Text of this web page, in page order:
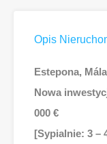
Opis
Estepona,
Nowa
000 €
[Sypialnie: 3 –